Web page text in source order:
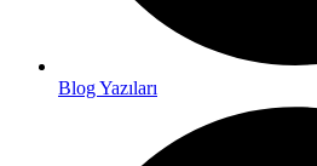
Blog Yazıları